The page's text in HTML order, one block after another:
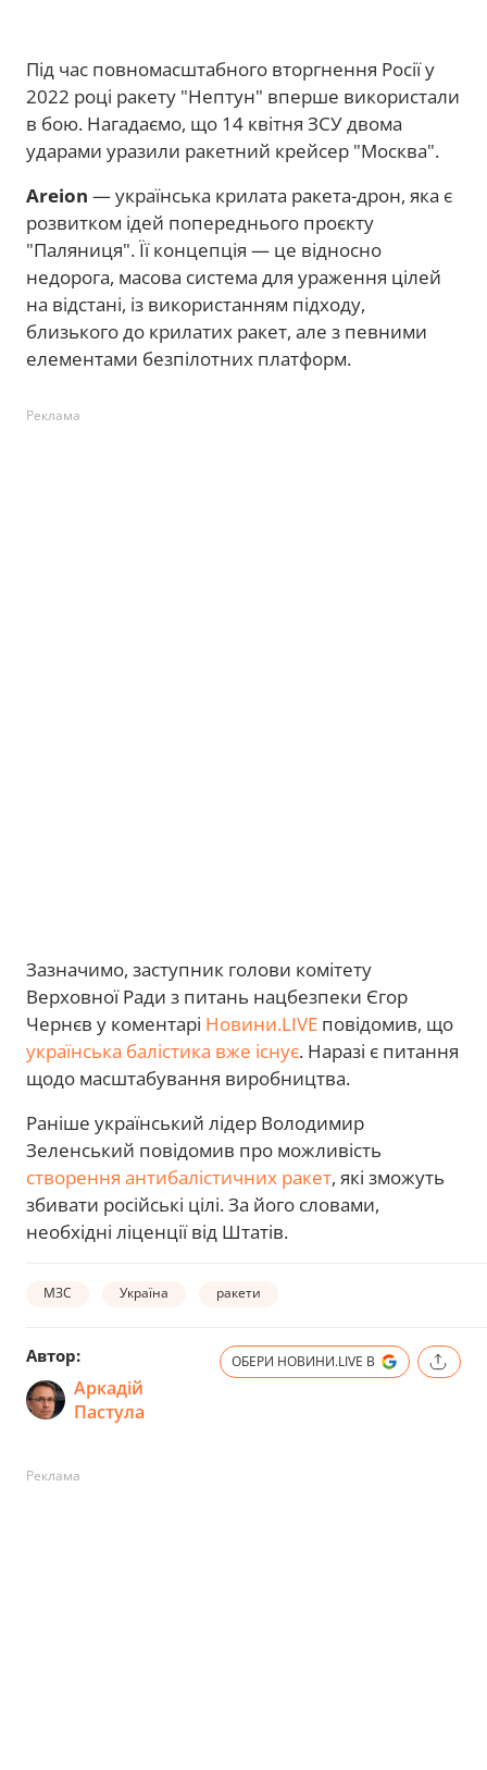
Під час повномасштабного вторгнення Росії у
2022 році ракету "Нептун" вперше використали
в бою. Нагадаємо, що 14 квітня ЗСУ двома
ударами уразили ракетний крейсер "Москва".
Areion — українська крилата ракета-дрон, яка є
розвитком ідей попереднього проєкту
"Паляниця". Її концепція — це відносно
недорога, масова система для ураження цілей
на відстані, із використанням підходу,
близького до крилатих ракет, але з певними
елементами безпілотних платформ.
Реклама
Зазначимо, заступник голови комітету
Верховної Ради з питань нацбезпеки Єгор
Чернєв у коментарі Новини.LIVE повідомив, що
українська балістика вже існує. Наразі є питання
щодо масштабування виробництва.
Раніше український лідер Володимир
Зеленський повідомив про можливість
створення антибалістичних ракет, які зможуть
збивати російські цілі. За його словами,
необхідні ліценції від Штатів.
МЗС Україна ракети
Автор:
Аркадій
Пастула
ОБЕРИ НОВИНИ.LIVE В
Реклама